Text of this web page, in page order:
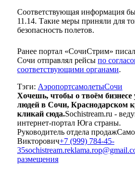
Соответствующая информация
11.14. Такие меры приняли для
безопасность полетов.
Ранее портал «СочиСтрим»
Сочи отправлял рейсы по
соответствующими органами.
Тэги: АэропортсамолетыСочи
Хочешь, чтобы о твоём
людей в Сочи, Краснодарском
кликай сюда.Sochistream.ru -
интернет-портал Юга страны.
Руководитель отдела продаж
Викторович+7 (999) 784-45-
35
размещения